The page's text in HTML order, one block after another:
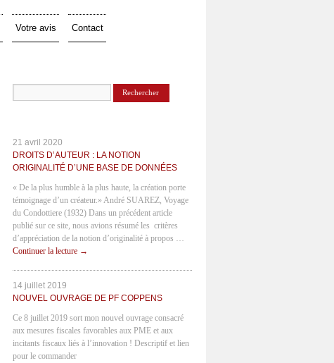
Votre avis Contact
21 avril 2020
DROITS D’AUTEUR : LA NOTION
ORIGINALITÉ D’UNE BASE DE DONNÉES
« De la plus humble à la plus haute, la création porte
témoignage d’un créateur.» André SUAREZ, Voyage
du Condottiere (1932) Dans un précédent article
publié sur ce site, nous avions résumé les critères
d’appréciation de la notion d’originalité à propos …
Continuer la lecture →
14 juillet 2019
NOUVEL OUVRAGE DE PF COPPENS
Ce 8 juillet 2019 sort mon nouvel ouvrage consacré
aux mesures fiscales favorables aux PME et aux
incitants fiscaux liés à l’innovation ! Descriptif et lien
pour le commander